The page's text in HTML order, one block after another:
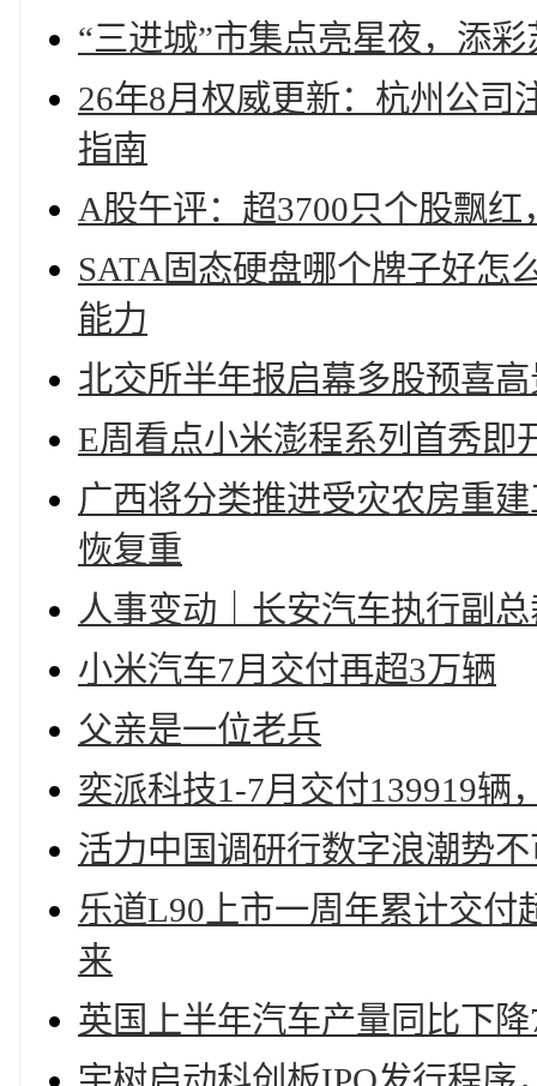
“三进城”市集点亮星夜，添彩
26年8月权威更新：杭州公司
指南
A股午评：超3700只个股飘
SATA固态硬盘哪个牌子好怎
能力
北交所半年报启幕多股预喜
E周看点小米澎程系列首秀即
广西将分类推进受灾农房重
恢复重
人事变动｜长安汽车执行副
小米汽车7月交付再超3万辆
父亲是一位老兵
奕派科技1-7月交付139919辆
活力中国调研行数字浪潮势
乐道L90上市一周年累计交付
来
英国上半年汽车产量同比下降